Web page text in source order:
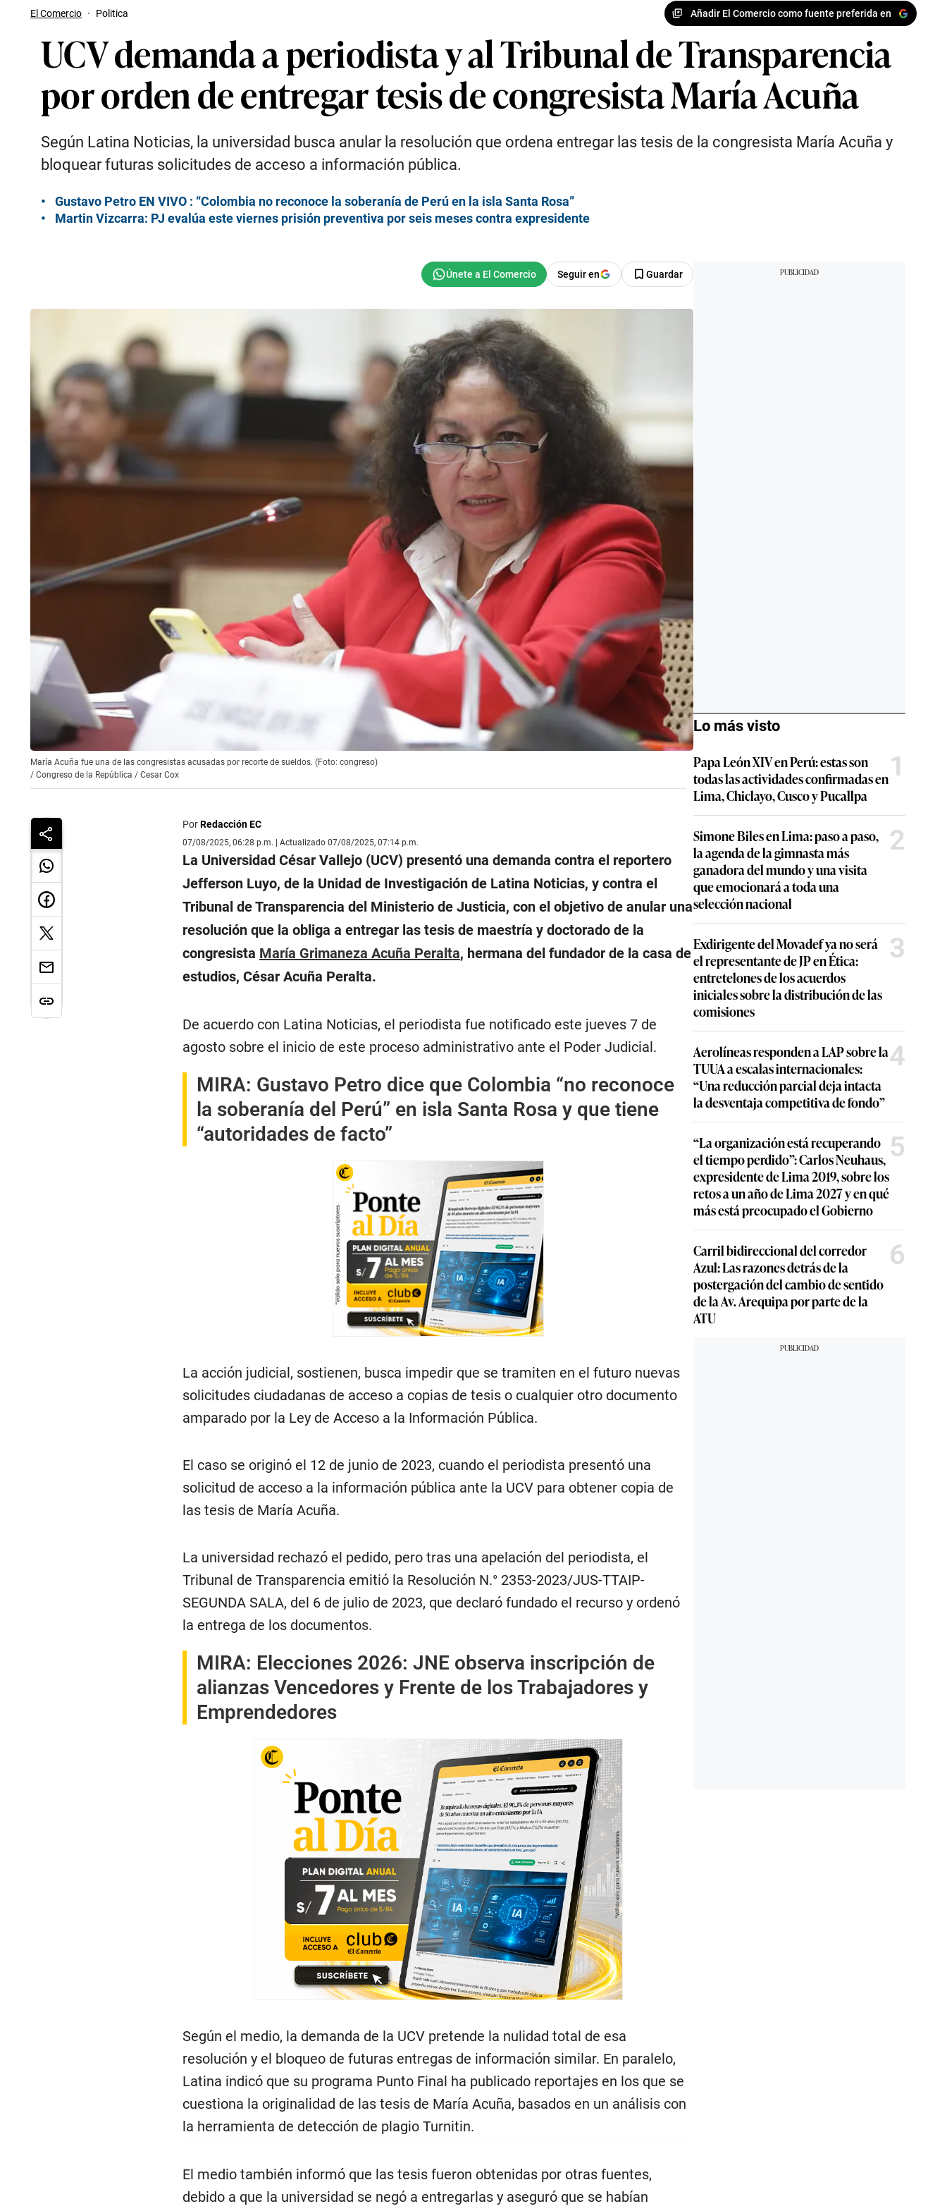
El Comercio · Politica Añadir El Comercio como fuente preferida en
UCV demanda a periodista y al Tribunal de Transparencia
por orden de entregar tesis de congresista María Acuña
Según Latina Noticias, la universidad busca anular la resolución que ordena entregar las tesis de la congresista María Acuña y
bloquear futuras solicitudes de acceso a información pública.
Gustavo Petro EN VIVO : “Colombia no reconoce la soberanía de Perú en la isla Santa Rosa”
Martin Vizcarra: PJ evalúa este viernes prisión preventiva por seis meses contra expresidente
Seguir en Guardar
María Acuña fue una de las congresistas acusadas por recorte de sueldos. (Foto: congreso)
/ Congreso de la República / Cesar Cox
PorRedacción EC
07/08/2025, 06:28 p.m. | Actualizado 07/08/2025, 07:14 p.m.
La Universidad César Vallejo (UCV) presentó una demanda contra el reportero
Jefferson Luyo, de la Unidad de Investigación de Latina Noticias, y contra el
Tribunal de Transparencia del Ministerio de Justicia, con el objetivo de anular una
resolución que la obliga a entregar las tesis de maestría y doctorado de la
congresista María Grimaneza Acuña Peralta, hermana del fundador de la casa de
estudios, César Acuña Peralta.
De acuerdo con Latina Noticias, el periodista fue notificado este jueves 7 de
agosto sobre el inicio de este proceso administrativo ante el Poder Judicial.
MIRA: Gustavo Petro dice que Colombia “no reconoce
la soberanía del Perú” en isla Santa Rosa y que tiene
“autoridades de facto”
La acción judicial, sostienen, busca impedir que se tramiten en el futuro nuevas
solicitudes ciudadanas de acceso a copias de tesis o cualquier otro documento
amparado por la Ley de Acceso a la Información Pública.
El caso se originó el 12 de junio de 2023, cuando el periodista presentó una
solicitud de acceso a la información pública ante la UCV para obtener copia de
las tesis de María Acuña.
La universidad rechazó el pedido, pero tras una apelación del periodista, el
Tribunal de Transparencia emitió la Resolución N.° 2353-2023/JUS-TTAIP-
SEGUNDA SALA, del 6 de julio de 2023, que declaró fundado el recurso y ordenó
la entrega de los documentos.
MIRA: Elecciones 2026: JNE observa inscripción de
alianzas Vencedores y Frente de los Trabajadores y
Emprendedores
Según el medio, la demanda de la UCV pretende la nulidad total de esa
resolución y el bloqueo de futuras entregas de información similar. En paralelo,
Latina indicó que su programa Punto Final ha publicado reportajes en los que se
cuestiona la originalidad de las tesis de María Acuña, basados en un análisis con
la herramienta de detección de plagio Turnitin.
El medio también informó que las tesis fueron obtenidas por otras fuentes,
debido a que la universidad se negó a entregarlas y aseguró que se habían
Lo más visto
Papa León XIV en Perú: estas son
todas las actividades confirmadas en
Lima, Chiclayo, Cusco y Pucallpa
1
Simone Biles en Lima: paso a paso,
la agenda de la gimnasta más
ganadora del mundo y una visita
que emocionará a toda una
selección nacional
2
Exdirigente del Movadef ya no será
el representante de JP en Ética:
entretelones de los acuerdos
iniciales sobre la distribución de las
comisiones
3
Aerolíneas responden a LAP sobre la
TUUA a escalas internacionales:
“Una reducción parcial deja intacta
la desventaja competitiva de fondo”
4
“La organización está recuperando
el tiempo perdido”: Carlos Neuhaus,
expresidente de Lima 2019, sobre los
retos a un año de Lima 2027 y en qué
más está preocupado el Gobierno
5
Carril bidireccional del corredor
Azul: Las razones detrás de la
postergación del cambio de sentido
de la Av. Arequipa por parte de la
ATU
6